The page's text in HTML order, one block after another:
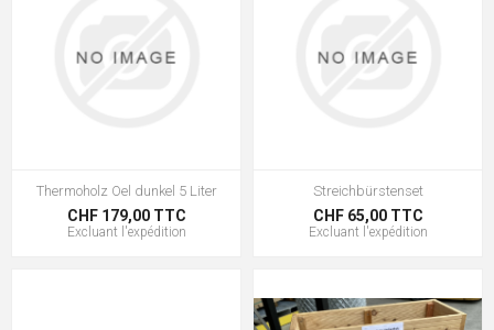
Thermoholz Oel dunkel 5 Liter
CHF 179,00 TTC
Excluant l'expédition
Streichbürstenset
CHF 65,00 TTC
Excluant l'expédition